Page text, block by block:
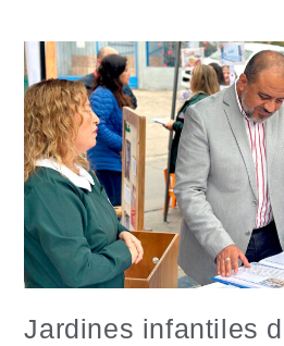
Jardines infantiles